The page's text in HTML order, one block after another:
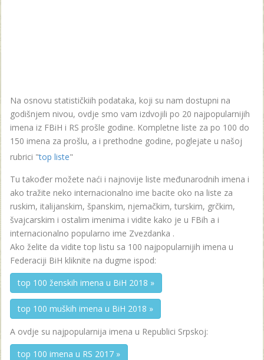
Na osnovu statističkiih podataka, koji su nam dostupni na
godišnjem nivou, ovdje smo vam izdvojili po 20 najpopularnijih
imena iz FBiH i RS prošle godine. Kompletne liste za po 100 do
150 imena za prošlu, a i prethodne godine, poglejate u našoj
rubrici "top liste"
Tu također možete naći i najnovije liste međunarodnih imena i
ako tražite neko internacionalno ime bacite oko na liste za
ruskim, italijanskim, španskim, njemačkim, turskim, grčkim,
švajcarskim i ostalim imenima i vidite kako je u FBih a i
internacionalno popularno ime Zvezdanka .
Ako želite da vidite top listu sa 100 najpopularnijih imena u
Federaciji BiH kliknite na dugme ispod:
top 100 ženskih imena u BiH 2018 »
top 100 muških imena u BiH 2018 »
A ovdje su najpopularnija imena u Republici Srpskoj:
top 100 imena u RS 2017 »